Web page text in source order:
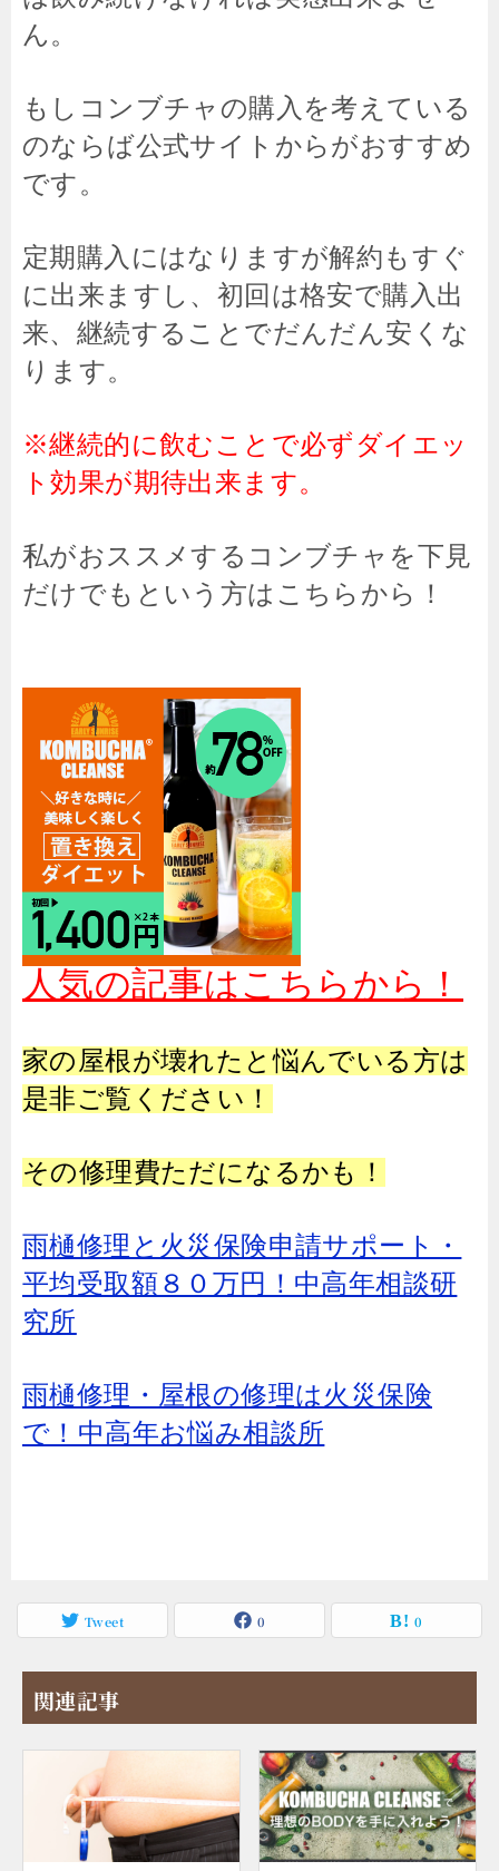
ん。
もしコンブチャの購入を考えている
のならば公式サイトからがおすすめ
です。
定期購入にはなりますが解約もすぐ
に出来ますし、初回は格安で購入出
来、継続することでだんだん安くな
ります。
※継続的に飲むことで必ずダイエッ
ト効果が期待出来ます。
私がおススメするコンブチャを下見
だけでもという方はこちらから！
人気の記事はこちらから！
家の屋根が壊れたと悩んでいる方は
是非ご覧ください！
その修理費ただになるかも！
雨樋修理と火災保険申請サポート・
平均受取額８０万円！中高年相談研
究所
雨樋修理・屋根の修理は火災保険
で！中高年お悩み相談所
Tweet 0 0
関連記事